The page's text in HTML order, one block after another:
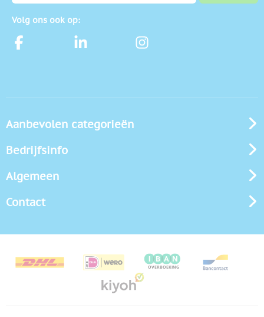
Volg ons ook op:
Aanbevolen categorieën
Bedrijfsinfo
Algemeen
Contact